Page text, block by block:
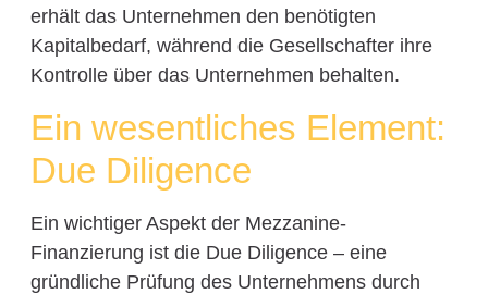
erhält das Unternehmen den benötigten
Kapitalbedarf, während die Gesellschafter ihre
Kontrolle über das Unternehmen behalten.
Ein wesentliches Element:
Due Diligence
Ein wichtiger Aspekt der Mezzanine-
Finanzierung ist die Due Diligence – eine
gründliche Prüfung des Unternehmens durch